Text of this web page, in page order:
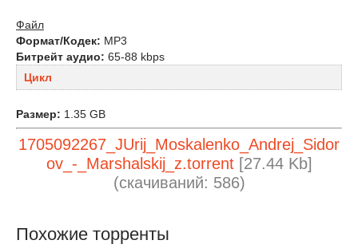
Файл
Формат/Кодек: МР3
Битрейт аудио: 65-88 kbps
Цикл
Размер: 1.35 GB
1705092267_JUrij_Moskalenko_Andrej_Sidor
ov_-_Marshalskij_z.torrent[27.44 Kb]
(cкачиваний: 586)
Похожие торренты